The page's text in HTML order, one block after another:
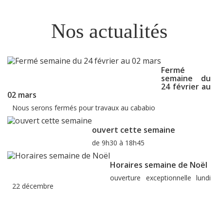
Nos actualités
Fermé
semaine du
24 février au
02 mars
Nous serons fermés pour travaux au cababio
ouvert cette semaine
de 9h30 à 18h45
Horaires semaine de Noël
ouverture exceptionnelle lundi
22 décembre